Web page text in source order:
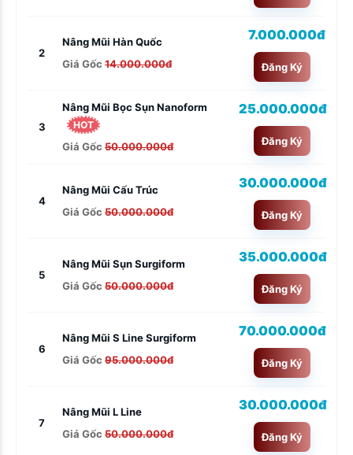
2
Nâng Mũi Hàn Quốc
Giá Gốc 14.000.000đ
7.000.000đ
Đăng Ký
3
Nâng Mũi Bọc Sụn Nanoform
HOT
Giá Gốc 50.000.000đ
25.000.000đ
Đăng Ký
4
Nâng Mũi Cấu Trúc
Giá Gốc 50.000.000đ
30.000.000đ
Đăng Ký
5
Nâng Mũi Sụn Surgiform
Giá Gốc 50.000.000đ
35.000.000đ
Đăng Ký
6
Nâng Mũi S Line Surgiform
Giá Gốc 95.000.000đ
70.000.000đ
Đăng Ký
7
Nâng Mũi L Line
Giá Gốc 50.000.000đ
30.000.000đ
Đăng Ký